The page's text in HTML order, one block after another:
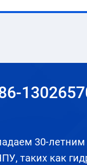
30-летним
таких как